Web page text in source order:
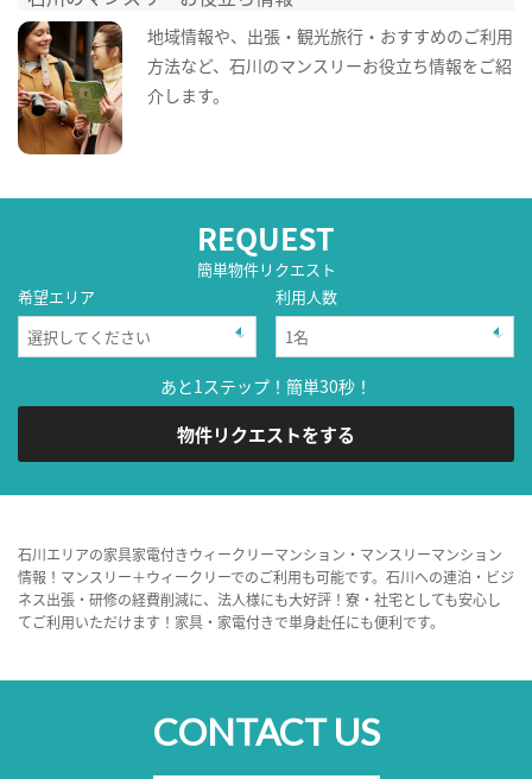
地域情報や、出張・観光旅行・おすすめのご利用
方法など、石川のマンスリーお役立ち情報をご紹
介します。
REQUEST
簡単物件リクエスト
希望エリア
利用人数
あと1ステップ！簡単30秒！
物件リクエストをする
石川エリアの家具家電付きウィークリーマンション・マンスリーマンション
情報！マンスリー＋ウィークリーでのご利用も可能です。石川への連泊・ビジ
ネス出張・研修の経費削減に、法人様にも大好評！寮・社宅としても安心し
てご利用いただけます！家具・家電付きで単身赴任にも便利です。
CONTACT US